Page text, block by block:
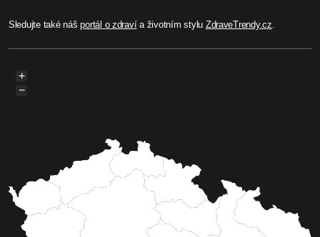
Sledujte také nášportál o zdravía životním stylu ZdraveTrendy.cz.
+
−